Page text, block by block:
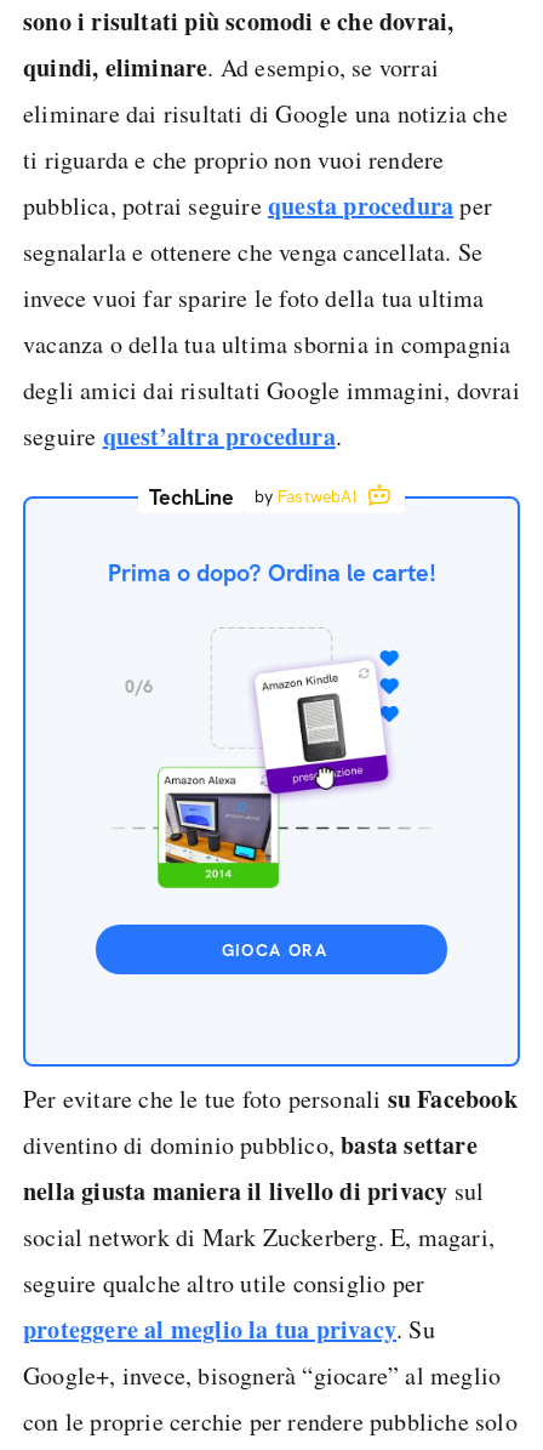
sono i risultati più scomodi e che dovrai,
quindi, eliminare. Ad esempio, se vorrai
eliminare dai risultati di Google una notizia che
ti riguarda e che proprio non vuoi rendere
pubblica, potrai seguirequesta proceduraper
segnalarla e ottenere che venga cancellata. Se
invece vuoi far sparire le foto della tua ultima
vacanza o della tua ultima sbornia in compagnia
degli amici dai risultati Google immagini, dovrai
seguire quest’altra procedura.
TechLine by FastwebAI
Prima o dopo? Ordina le carte!
GIOCA ORA
Per evitare che le tue foto personali su Facebook
diventino di dominio pubblico,basta settare
nella giusta maniera il livello di privacy sul
social network di Mark Zuckerberg. E, magari,
seguire qualche altro utile consiglio per
proteggere al meglio la tua privacy. Su
Google+, invece, bisognerà “giocare” al meglio
con le proprie cerchie per rendere pubbliche solo